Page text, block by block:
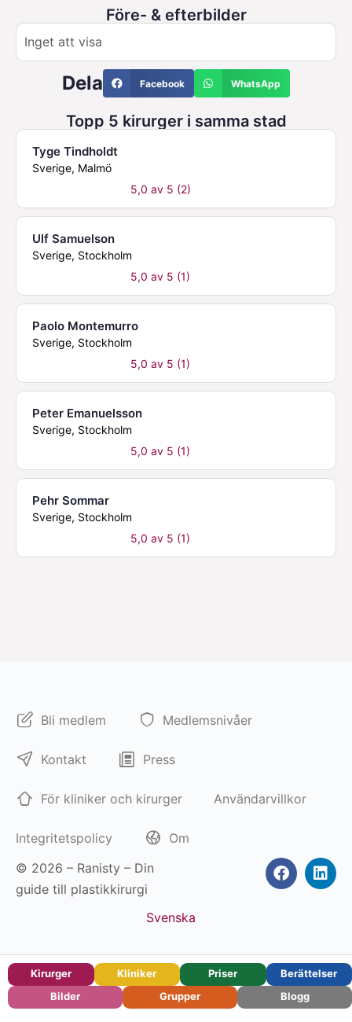
Före- & efterbilder
Inget att visa
Facebook WhatsApp
Dela
Topp 5 kirurger i samma stad
Tyge Tindholdt
Sverige, Malmö
5,0 av 5 (2)
Ulf Samuelson
Sverige, Stockholm
5,0 av 5 (1)
Paolo Montemurro
Sverige, Stockholm
5,0 av 5 (1)
Peter Emanuelsson
Sverige, Stockholm
5,0 av 5 (1)
Pehr Sommar
Sverige, Stockholm
5,0 av 5 (1)
Kirurger Kliniker Priser
Berättelser
Bilder
Grupper Blogg
Bli medlem Medlemsnivåer
Kontakt Press
För kliniker och kirurger Användarvillkor
Integritetspolicy
Om
© 2026 – Ranisty – Din
guide till plastikkirurgi
Svenska